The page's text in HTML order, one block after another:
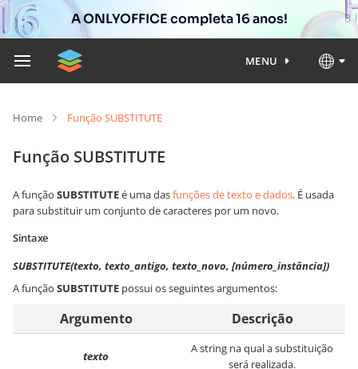
A ONLYOFFICE completa 16 anos!
MENU
Home Função SUBSTITUTE
Função SUBSTITUTE
A função SUBSTITUTEé uma dasfunções de texto e dados. É usada
para substituir um conjunto de caracteres por um novo.
Sintaxe
SUBSTITUTE(texto, texto_antigo, texto_novo, [número_instância])
A função SUBSTITUTE possui os seguintes argumentos:
Argumento Descrição
texto
A string na qual a substituição
será realizada.